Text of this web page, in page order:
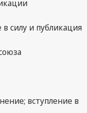
силу и публикация
вступление в